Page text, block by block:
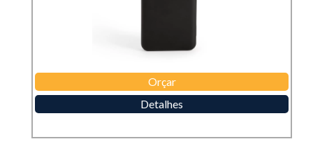
Orçar
Detalhes